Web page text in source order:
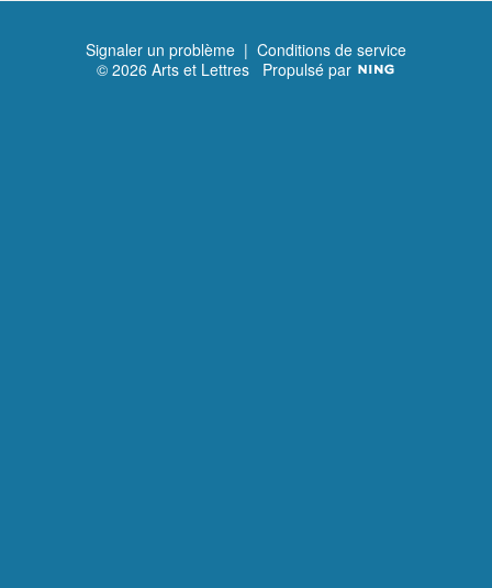
Signaler un problème | Conditions de service
© 2026 Arts et Lettres Propulsé par